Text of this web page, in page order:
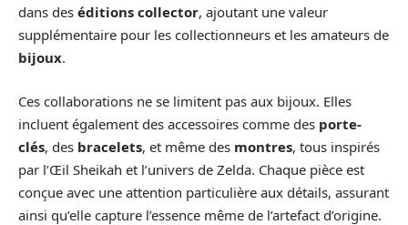
dans des éditions collector, ajoutant une valeur
supplémentaire pour les collectionneurs et les amateurs de
bijoux.
Ces collaborations ne se limitent pas aux bijoux. Elles
incluent également des accessoires comme des porte-
clés, des bracelets, et même des montres, tous inspirés
par l’Œil Sheikah et l’univers de Zelda. Chaque pièce est
conçue avec une attention particulière aux détails, assurant
ainsi qu’elle capture l’essence même de l’artefact d’origine.